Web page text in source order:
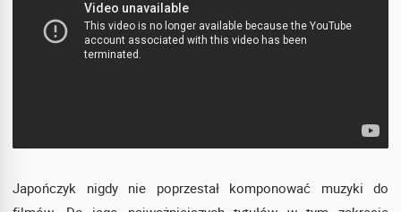
Japończyk nigdy nie poprzestał komponować muzyki do